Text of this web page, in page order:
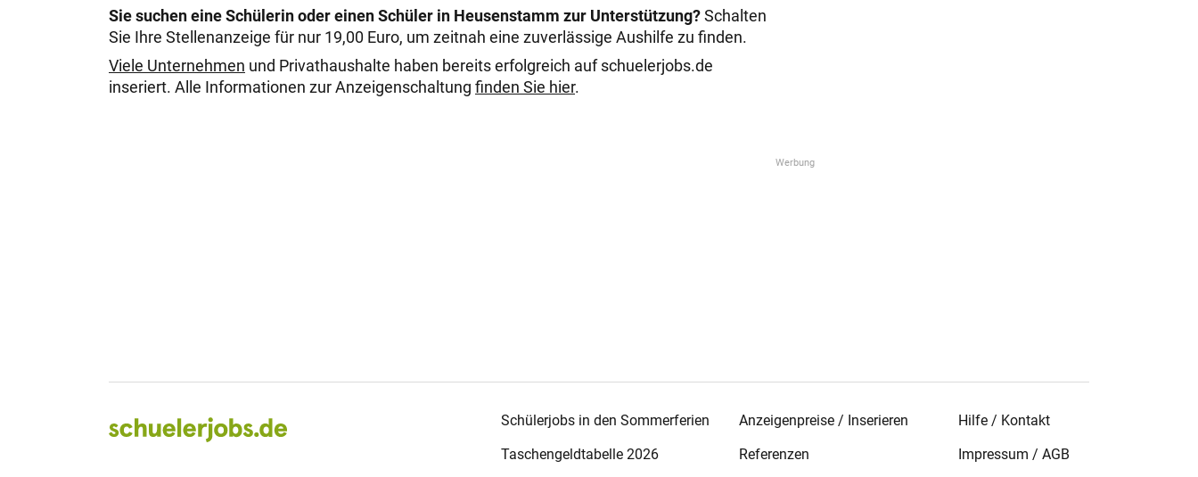
Sie suchen eine Schülerin oder einen Schüler in Heusenstamm zur Unterstützung? Schalten
Sie Ihre Stellenanzeige für nur 19,00 Euro, um zeitnah eine zuverlässige Aushilfe zu finden.
Viele Unternehmen und Privathaushalte haben bereits erfolgreich auf schuelerjobs.de
inseriert. Alle Informationen zur Anzeigenschaltung finden Sie hier.
Schülerjobs in den Sommerferien
Taschengeldtabelle 2026
Anzeigenpreise / Inserieren
Referenzen
Hilfe / Kontakt
Impressum / AGB